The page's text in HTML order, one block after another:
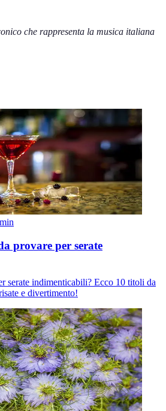
che rappresenta la musica italiana
min
provare per serate
serate indimenticabili? Ecco 10 titoli da
e divertimento!